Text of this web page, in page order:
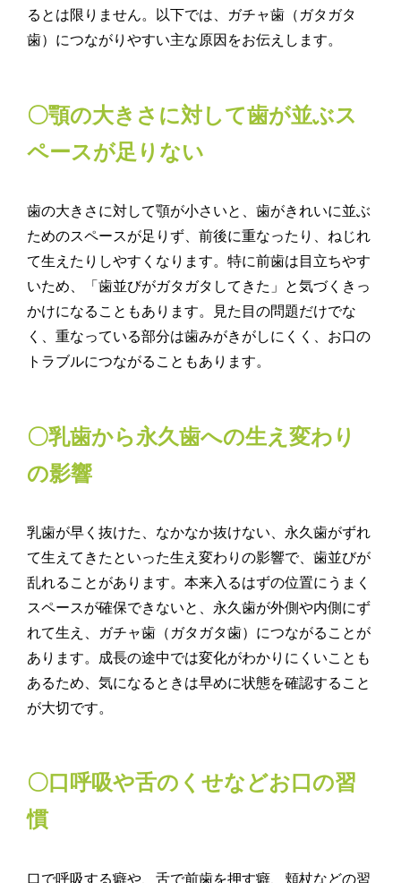
るとは限りません。以下では、ガチャ歯（ガタガタ
歯）につながりやすい主な原因をお伝えします。
〇顎の大きさに対して歯が並ぶス
ペースが足りない
歯の大きさに対して顎が小さいと、歯がきれいに並ぶ
ためのスペースが足りず、前後に重なったり、ねじれ
て生えたりしやすくなります。特に前歯は目立ちやす
いため、「歯並びがガタガタしてきた」と気づくきっ
かけになることもあります。見た目の問題だけでな
く、重なっている部分は歯みがきがしにくく、お口の
トラブルにつながることもあります。
〇乳歯から永久歯への生え変わり
の影響
乳歯が早く抜けた、なかなか抜けない、永久歯がずれ
て生えてきたといった生え変わりの影響で、歯並びが
乱れることがあります。本来入るはずの位置にうまく
スペースが確保できないと、永久歯が外側や内側にず
れて生え、ガチャ歯（ガタガタ歯）につながることが
あります。成長の途中では変化がわかりにくいことも
あるため、気になるときは早めに状態を確認すること
が大切です。
〇口呼吸や舌のくせなどお口の習
慣
口で呼吸する癖や、舌で前歯を押す癖、頬杖などの習